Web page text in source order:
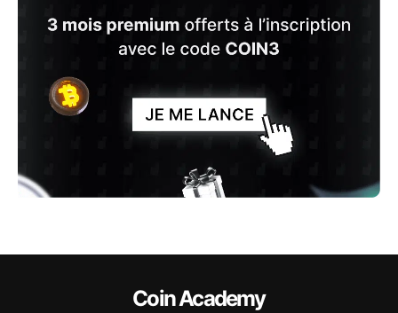
Coin Academy